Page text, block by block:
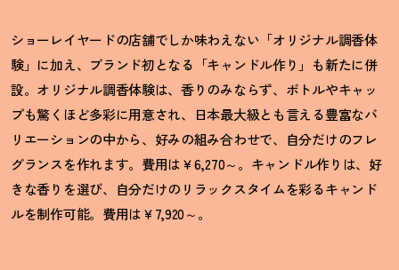
ショーレイヤードの店舗でしか味わえない「オリジナル調香体
験」に加え、ブランド初となる「キャンドル作り」も新たに併
設。オリジナル調香体験は、香りのみならず、ボトルやキャッ
プも驚くほど多彩に用意され、日本最大級とも言える豊富なバ
リエーションの中から、好みの組み合わせで、自分だけのフレ
グランスを作れます。費用は￥6,270～。キャンドル作りは、好
きな香りを選び、自分だけのリラックスタイムを彩るキャンド
ルを制作可能。費用は￥7,920～。